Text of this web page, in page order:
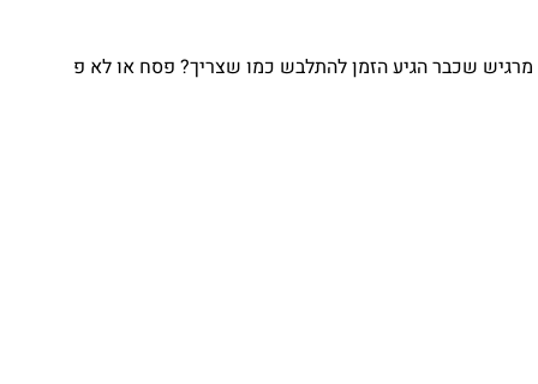
מרגיש שכבר הגיע הזמן להתלבש כמו שצריך? פסח או לא פ